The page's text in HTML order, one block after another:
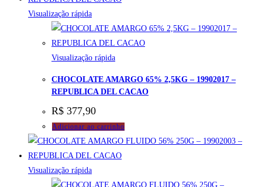
Visualização rápida
Visualização rápida
CHOCOLATE AMARGO 65% 2,5KG – 19902017 –
REPUBLICA DEL CACAO
R$ 377,90
Adicionar ao carrinho
Visualização rápida